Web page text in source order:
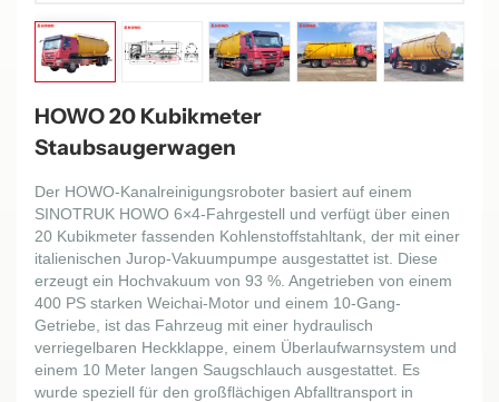
HOWO 20 Kubikmeter
Staubsaugerwagen
Der HOWO-Kanalreinigungsroboter basiert auf einem
SINOTRUK HOWO 6×4-Fahrgestell und verfügt über einen
20 Kubikmeter fassenden Kohlenstoffstahltank, der mit einer
italienischen Jurop-Vakuumpumpe ausgestattet ist. Diese
erzeugt ein Hochvakuum von 93 %. Angetrieben von einem
400 PS starken Weichai-Motor und einem 10-Gang-
Getriebe, ist das Fahrzeug mit einer hydraulisch
verriegelbaren Heckklappe, einem Überlaufwarnsystem und
einem 10 Meter langen Saugschlauch ausgestattet. Es
wurde speziell für den großflächigen Abfalltransport in